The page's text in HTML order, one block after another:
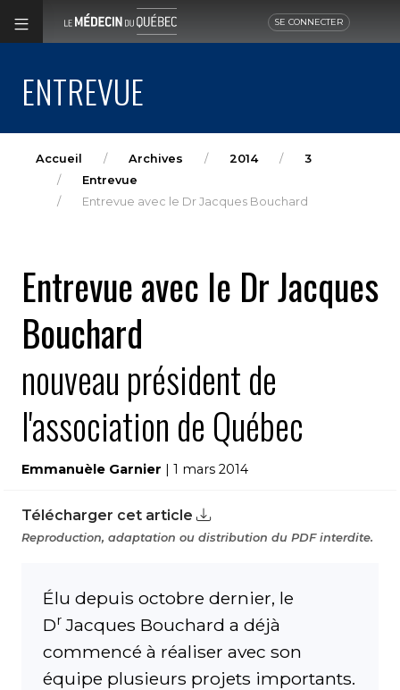
SE CONNECTER
ENTREVUE
Accueil Archives 2014
3
Entrevue
Entrevue avec le Dr Jacques Bouchard
Entrevue avec le Dr Jacques
Bouchard
nouveau président de
l'association de Québec
Emmanuèle Garnier | 1 mars 2014
Télécharger cet article
Reproduction, adaptation ou distribution du PDF interdite.
Élu depuis octobre dernier, le
Dr Jacques Bouchard a déjà
commencé à réaliser avec son
équipe plusieurs projets importants.